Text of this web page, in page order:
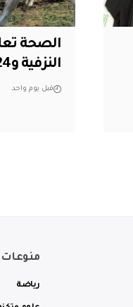
النزفية و24 وفاة منذ بداية العام الجاري
قبل يوم واحد
منوعات
رياضة